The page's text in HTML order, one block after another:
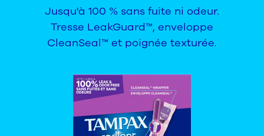
Jusqu'à 100 % sans fuite ni odeur.
Tresse LeakGuard™, enveloppe
CleanSeal™ et poignée texturée.